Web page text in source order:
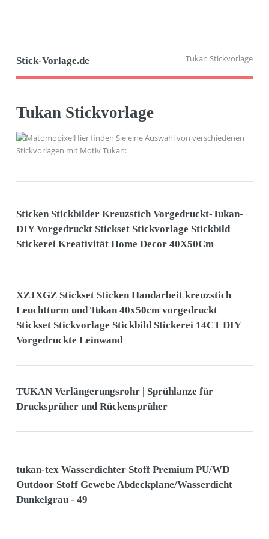
Stick-Vorlage.de Tukan Stickvorlage
Tukan Stickvorlage
Hier finden Sie eine Auswahl von verschiedenen
Stickvorlagen mit Motiv Tukan:
Sticken Stickbilder Kreuzstich Vorgedruckt-Tukan-
DIY Vorgedruckt Stickset Stickvorlage Stickbild
Stickerei Kreativität Home Decor 40X50Cm
XZJXGZ Stickset Sticken Handarbeit kreuzstich
Leuchtturm und Tukan 40x50cm vorgedruckt
Stickset Stickvorlage Stickbild Stickerei 14CT DIY
Vorgedruckte Leinwand
TUKAN Verlängerungsrohr | Sprühlanze für
Drucksprüher und Rückensprüher
tukan-tex Wasserdichter Stoff Premium PU/WD
Outdoor Stoff Gewebe Abdeckplane/Wasserdicht
Dunkelgrau - 49